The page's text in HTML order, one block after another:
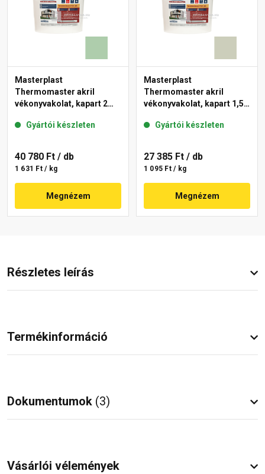
Masterplast
Thermomaster akril
vékonyvakolat, kapart 2
Gyártói készleten
40 780 Ft / db
1 631 Ft / kg
Megnézem
Masterplast
Thermomaster akril
vékonyvakolat, kapart 1,5
Gyártói készleten
27 385 Ft / db
1 095 Ft / kg
Megnézem
Részletes leírás
Termékinformáció
Dokumentumok (3)
Vásárlói vélemények